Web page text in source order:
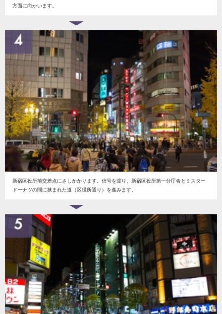
方面に向かいます。
新宿区役所前交差点にさしかかります。信号を渡り、新宿区役所第一分庁舎とミスター
ドーナツの間に挟まれた道（区役所通り）を進みます。